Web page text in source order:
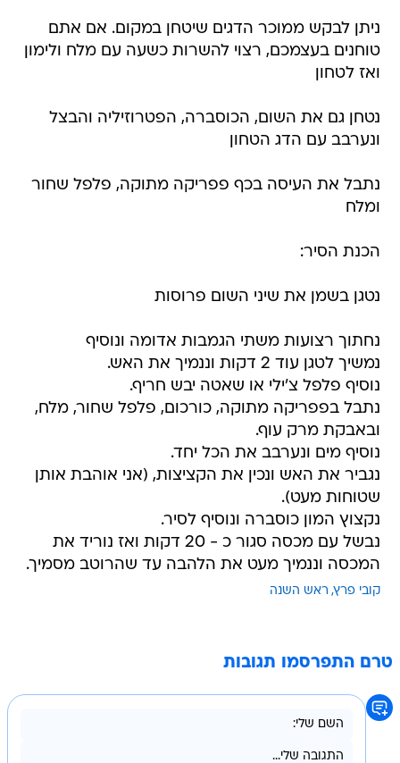
ניתן לבקש ממוכר הדגים שיטחן במקום. אם אתם
טוחנים בעצמכם, רצוי להשרות כשעה עם מלח ולימון
ואז לטחון
נטחן גם את השום, הכוסברה, הפטרוזיליה והבצל
ונערבב עם הדג הטחון
נתבל את העיסה בכף פפריקה מתוקה, פלפל שחור
ומלח
הכנת הסיר:
נטגן בשמן את שיני השום פרוסות
נחתוך רצועות משתי הגמבות אדומה ונוסיף
נמשיך לטגן עוד 2 דקות וננמיך את האש.
נוסיף פלפל צ'ילי או שאטה יבש חריף.
נתבל בפפריקה מתוקה, כורכום, פלפל שחור, מלח,
ובאבקת מרק עוף.
נוסיף מים ונערבב את הכל יחד.
נגביר את האש ונכין את הקציצות, (אני אוהבת אותן
שטוחות מעט).
נקצוץ המון כוסברה ונוסיף לסיר.
נבשל עם מכסה סגור כ - 20 דקות ואז נוריד את
המכסה וננמיך מעט את הלהבה עד שהרוטב מסמיך.
קובי פרץ ראש השנה
טרם התפרסמו תגובות